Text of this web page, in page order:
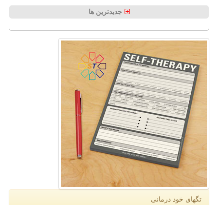
جدیدترین ها
تگهای خود درمانی